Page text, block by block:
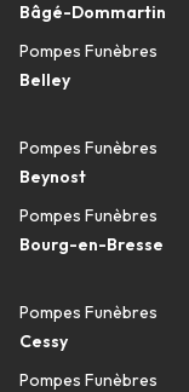
Bâgé-Dommartin
Pompes Funèbres
Belley
Pompes Funèbres
Beynost
Pompes Funèbres
Bourg-en-Bresse
Pompes Funèbres
Cessy
Pompes Funèbres